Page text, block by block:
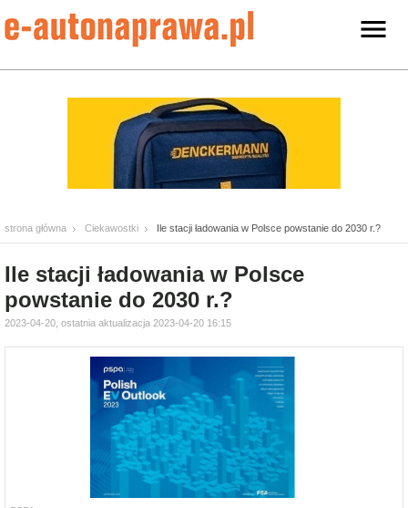
strona główna Ciekawostki Ile stacji ładowania w Polsce powstanie do 2030 r.?
Ile stacji ładowania w Polsce
powstanie do 2030 r.?
2023-04-20, ostatnia aktualizacja 2023-04-20 16:15